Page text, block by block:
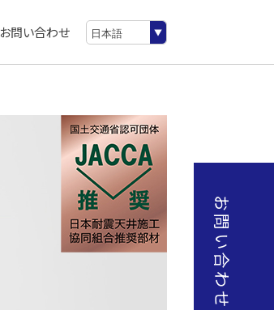
お問い合わせ
お問い合わせ